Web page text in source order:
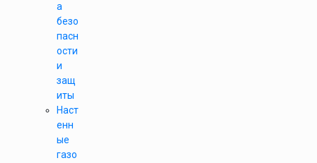
а
безо
пасн
ости
и
защ
иты
Наст
енн
ые
газо